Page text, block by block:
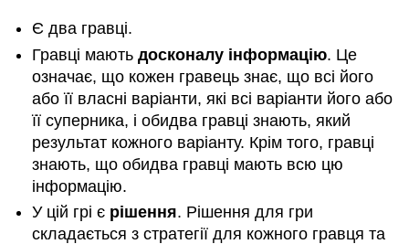
Є два гравці.
Гравці маютьдосконалу інформацію. Це
означає, що кожен гравець знає, що всі його
або її власні варіанти, які всі варіанти його або
її суперника, і обидва гравці знають, який
результат кожного варіанту. Крім того, гравці
знають, що обидва гравці мають всю цю
інформацію.
У цій грі є рішення. Рішення для гри
складається з стратегії для кожного гравця та